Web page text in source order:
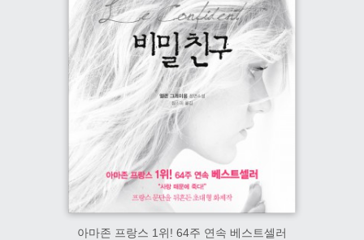
아마존 프랑스 1위! 64주 연속 베스트셀러